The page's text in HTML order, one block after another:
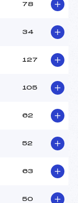
78
34
127
105
62
52
63
50